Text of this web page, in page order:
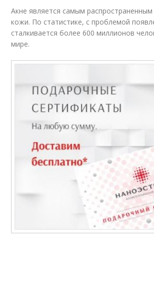
Акне является самым
кожи. По статистике, с проблемой
сталкивается более 600 миллионов
мире.